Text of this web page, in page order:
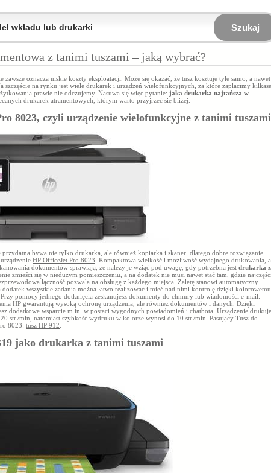
Szukaj
z tanimi tuszami – jaką wybrać?
zawsze oznacza niskie koszty eksploatacji. Może się okazać, że tusz kosztuje tyle samo, a nawet
szczęście na rynku jest wiele drukarek i urządzeń wielofunkcyjnych, za które zapłacimy
prawie nie odczujemy. Nasuwa się więc pytanie: jaka drukarka najtańsza w
drukarek atramentowych, którym warto przyjrzeć się bliżej.
8023, czyli urządzenie wielofunkcyjne z tanimi tuszami
przydatna bywa nie tylko drukarka, ale również kopiarka i skaner, dlatego dobre rozwiązanie
HP OfficeJet Pro 8023 . Kompaktowa wielkość i możliwość wydajnego drukowania, a
dokumentów sprawiają, że należy je wziąć pod uwagę, gdy potrzebna jest drukarka z
zmieści się w niedużym pomieszczeniu, a na dodatek nie musi nawet stać tam, gdzie
łączność pozwala na obsługę z każdego miejsca. Zaletę stanowi automatyczny
wszystkie zadania można łatwo realizować i mieć nad nimi kontrolę dzięki kolorowemu
pomocy jednego dotknięcia zeskanujesz dokumenty do chmury lub wiadomości e-mail.
HP gwarantują wysoką ochronę urządzenia, ale również dokumentów i danych. Dzięki
dodatkowe wsparcie m.in. w postaci wygodnych powiadomień i chatbota. Urządzenie drukuje
str./min, natomiast szybkość wydruku w kolorze wynosi do 10 str./min. Pasujący Tusz do
8023: tusz HP 912
jako drukarka z tanimi tuszami